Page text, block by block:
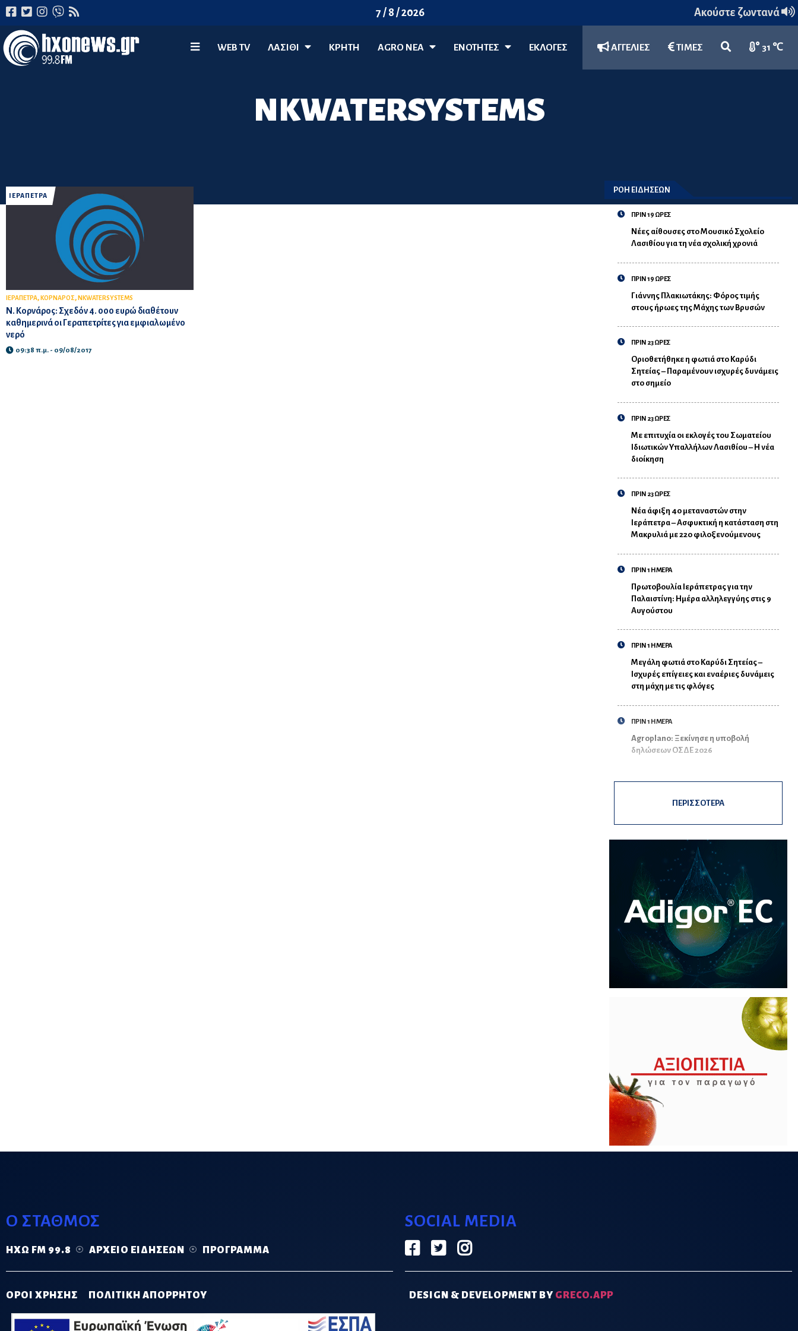
7 / 8 / 2026 Ακούστε ζωντανά
WEB TV ΛΑΣΊΘΙ ΚΡΗΤΗ AGRO ΝΈΑ ΕΝΟΤΗΤΕΣ ΕΚΛΟΓΕΣ ΑΓΓΕΛΙΕΣ ΤΙΜΕΣ 31 ℃
NKWATERSYSTEMS
ΙΕΡΑΠΕΤΡΑ
ΙΕΡΑΠΕΤΡΑ, ΚΟΡΝΑΡΟΣ, NKWATERSYSTEMS
Ν. Κορνάρος: Σχεδόν 4. 000 ευρώ διαθέτουν
καθημερινά οι Γεραπετρίτες για εμφιαλωμένο
νερό
09:38 π.μ. - 09/08/2017
ΡΟΗ ΕΙΔΗΣΕΩΝ
ΠΡΙΝ 19 ΩΡΕΣ
Νέες αίθουσες στο Μουσικό Σχολείο
Λασιθίου για τη νέα σχολική χρονιά
ΠΡΙΝ 19 ΩΡΕΣ
Γιάννης Πλακιωτάκης: Φόρος τιμής
στους ήρωες της Μάχης των Βρυσών
ΠΡΙΝ 23 ΩΡΕΣ
Οριοθετήθηκε η φωτιά στο Καρύδι
Σητείας – Παραμένουν ισχυρές δυνάμεις
στο σημείο
ΠΡΙΝ 23 ΩΡΕΣ
Με επιτυχία οι εκλογές του Σωματείου
Ιδιωτικών Υπαλλήλων Λασιθίου – Η νέα
διοίκηση
ΠΡΙΝ 23 ΩΡΕΣ
Νέα άφιξη 40 μεταναστών στην
Ιεράπετρα – Ασφυκτική η κατάσταση στη
Μακρυλιά με 220 φιλοξενούμενους
ΠΡΙΝ 1 ΗΜΕΡΑ
Πρωτοβουλία Ιεράπετρας για την
Παλαιστίνη: Ημέρα αλληλεγγύης στις 9
Αυγούστου
ΠΡΙΝ 1 ΗΜΕΡΑ
Μεγάλη φωτιά στο Καρύδι Σητείας –
Ισχυρές επίγειες και εναέριες δυνάμεις
στη μάχη με τις φλόγες
ΠΡΙΝ 1 ΗΜΕΡΑ
Agroplano: Ξεκίνησε η υποβολή
δηλώσεων ΟΣΔΕ 2026
ΠΕΡΙΣΣΟΤΕΡΑ
Ο ΣΤΑΘΜΟΣ
ΗΧΏ FM 99.8 ΑΡΧΕΊΟ ΕΙΔΉΣΕΩΝ ΠΡΌΓΡΑΜΜΑ
SOCIAL MEDIA
ΟΡΟΙ ΧΡΗΣΗΣ ΠΟΛΙΤΙΚΗ ΑΠΟΡΡΗΤΟΥ DESIGN & DEVELOPMENT BY GRECO.APP